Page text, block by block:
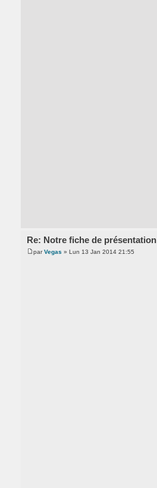
Re: Notre fiche de présentation
parVegas » Lun 13 Jan 2014 21:55